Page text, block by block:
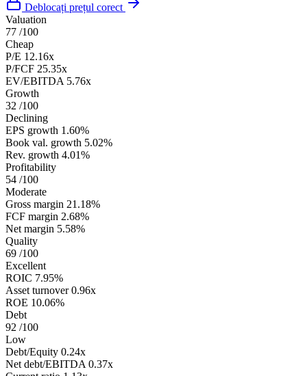
Deblocați prețul corect
Valuation
77 /100
Cheap
P/E 12.16x
P/FCF 25.35x
EV/EBITDA 5.76x
Growth
32 /100
Declining
EPS growth 1.60%
Book val. growth 5.02%
Rev. growth 4.01%
Profitability
54 /100
Moderate
Gross margin 21.18%
FCF margin 2.68%
Net margin 5.58%
Quality
69 /100
Excellent
ROIC 7.95%
Asset turnover 0.96x
ROE 10.06%
Debt
92 /100
Low
Debt/Equity 0.24x
Net debt/EBITDA 0.37x